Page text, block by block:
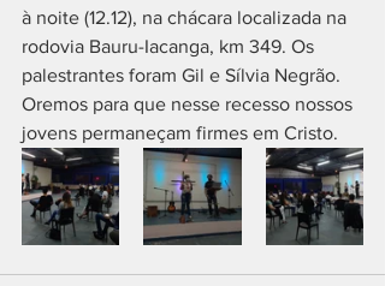
à noite (12.12), na chácara localizada na
rodovia Bauru-Iacanga, km 349. Os
palestrantes foram Gil e Sílvia Negrão.
Oremos para que nesse recesso nossos
jovens permaneçam firmes em Cristo.